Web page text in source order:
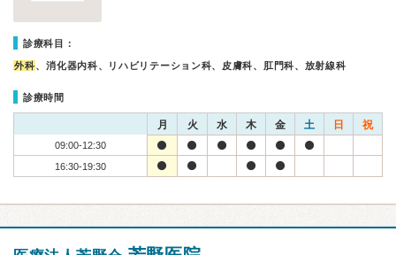
診療科目：
外科、消化器内科、リハビリテーション科、皮膚科、肛門科、放射線科
診療時間
月 火 水 木 金 土 日 祝
09:00-12:30
16:30-19:30